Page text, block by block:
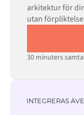
arkitektur för
utan
30 minuters
INTEGRERAS